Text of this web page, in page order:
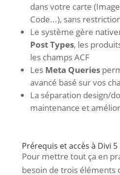
dans votre carte
Code...), sans
Le système gère
Post Types, les
les champs ACF
Les Meta Queries
avancé basé sur vos
La séparation design/
maintenance et
Prérequis et accès à Divi 5
Pour mettre tout ça en
besoin de trois éléments